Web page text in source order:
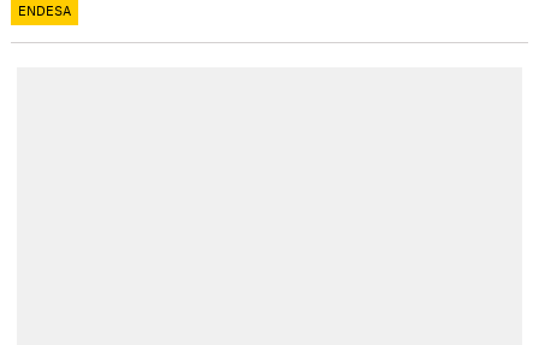
ENDESA